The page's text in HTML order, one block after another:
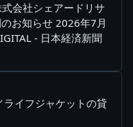
会社シェアードリサ
お知らせ 2026年7月
- 日本経済新聞
イフジャケットの貸